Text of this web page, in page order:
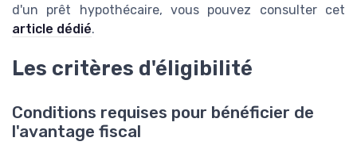
d'un prêt hypothécaire, vous pouvez consulter cet
article dédié.
Les critères d'éligibilité
Conditions requises pour bénéficier de
l'avantage fiscal